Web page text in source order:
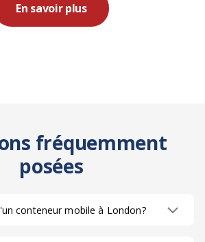
En savoir plus
fréquemment
posées
conteneur mobile à London?